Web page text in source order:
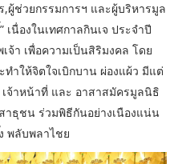
ผู้ช่วยกรรมการฯ และผู้บริหารมูล
นื่องในเทศกาลกินเจ ประจำปี
จ้า เพื่อความเป็นสิริมงคล โดย
ทำให้จิตใจเบิกบาน ผ่องแผ้ว มีแต่
จ้าหน้าที่ และ อาสาสมัครมูลนิธิ
าธุชน ร่วมพิธีกันอย่างเนืองแน่น
พลับพลาไชย